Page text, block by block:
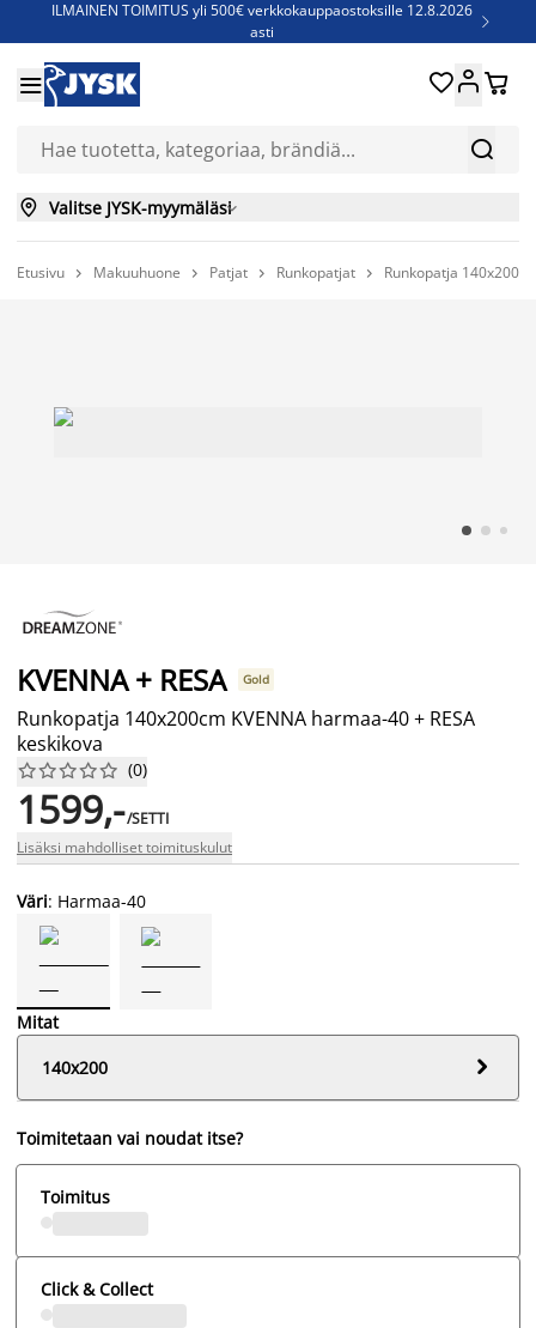
ILMAINEN TOIMITUS yli 500€ verkkokauppaostoksille 12.8.2026
asti

Jenkkisänkyjä - Säästä jopa 60%


 
 Valitse JYSK-myymäläsi
Etusivu  Makuuhuone  Patjat  Runkopatjat  Runkopatja
KVENNA + RESA Gold
Runkopatja 140x200cm KVENNA harmaa-40 + RESA
keskikova





 (0)
1599,-/SETTI
Lisäksi mahdolliset toimituskulut
Väri: Harmaa-40
Mitat
140x200

Toimitetaan vai noudat itse?
Toimitus
Click & Collect